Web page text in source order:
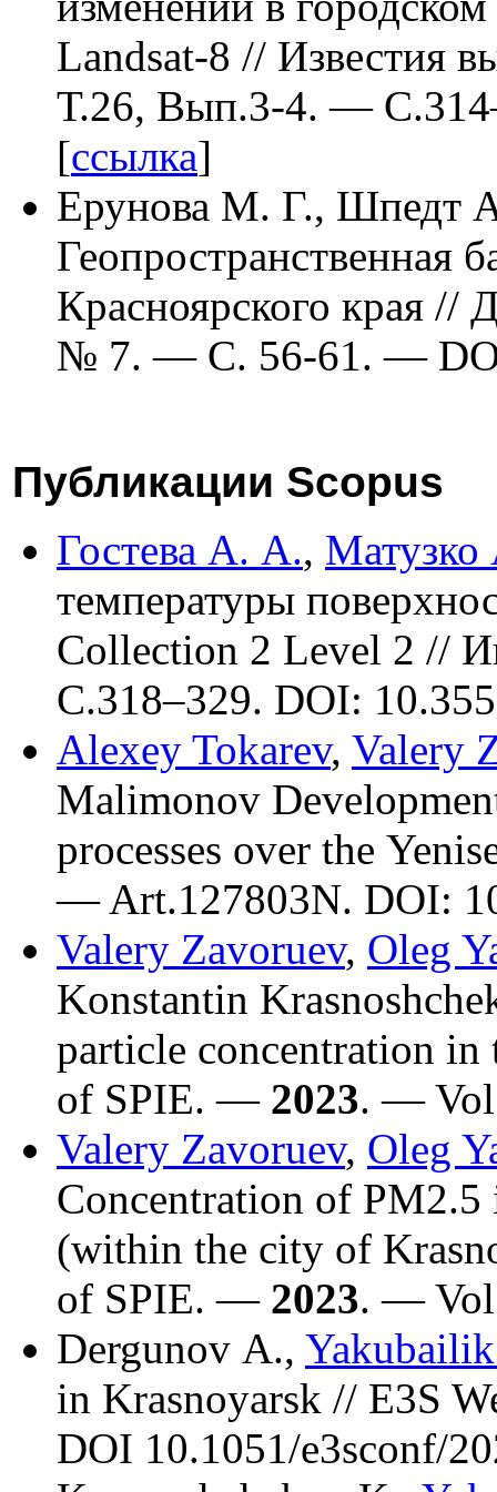
Landsat-8 // Известия
Т.26, Вып.3-4. — C.3
[ссылка]
Ерунова М. Г., Шпедт
Геопространственная
Красноярского края
№ 7. — С. 56-61. —
Публикации Scopus
Гостева А. А.,
температуры
Collection 2 Level 2 //
C.318–329. DOI:
Alexey Tokarev, Valery
Malimonov
processes over the
— Art.127803N. DOI:
Valery Zavoruev, Oleg
Konstantin
particle concentration in
of SPIE. — 2023. —
Valery Zavoruev, Oleg
Concentration of PM2.5
(within the city of
of SPIE. — 2023. —
Dergunov A.,
in Krasnoyarsk // E3S
DOI 10.1051/e3sconf/